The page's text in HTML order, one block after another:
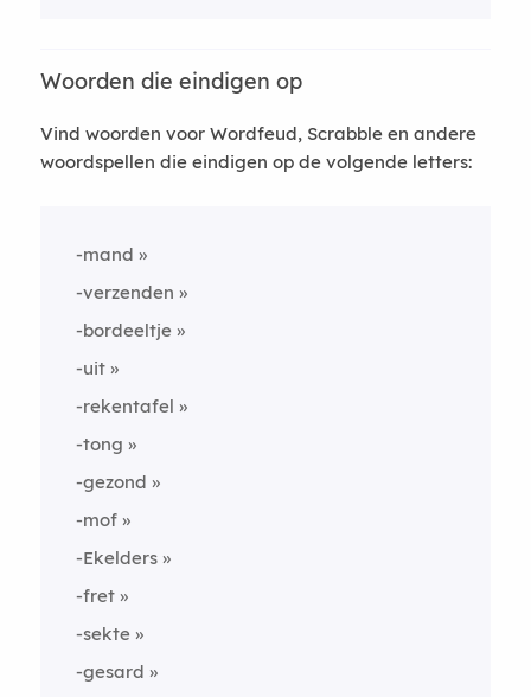
Woorden die eindigen op
Vind woorden voor Wordfeud, Scrabble en andere
woordspellen die eindigen op de volgende letters:
-mand
-verzenden
-bordeeltje
-uit
-rekentafel
-tong
-gezond
-mof
-Ekelders
-fret
-sekte
-gesard